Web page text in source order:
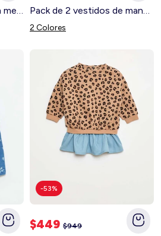
2 Colores
-53%
$449 $949